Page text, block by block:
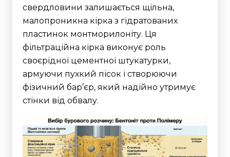
свердловини залишається щільна,
малопроникна кірка з гідратованих
пластинок монтморилоніту. Ця
фільтраційна кірка виконує роль
своєрідної цементної штукатурки,
армуючи пухкий пісок і створюючи
фізичний бар’єр, який надійно утримує
стінки від обвалу.